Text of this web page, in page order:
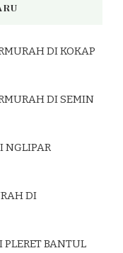
DI KOKAP
DI SEMIN
NGLIPAR
DI
PLERET BANTUL